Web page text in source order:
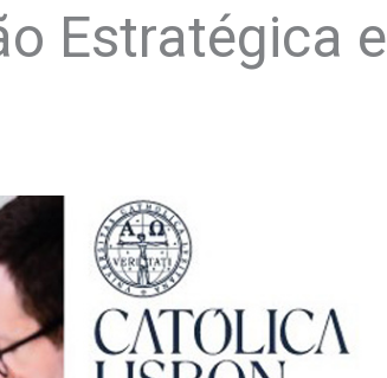
Estratégica e